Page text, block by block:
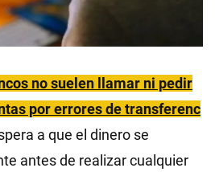
no suelen llamar ni pedir
por errores de transferenc
a que el dinero se
antes de realizar cualquier